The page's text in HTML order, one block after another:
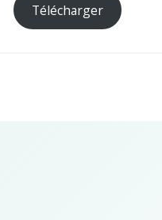
Télécharger